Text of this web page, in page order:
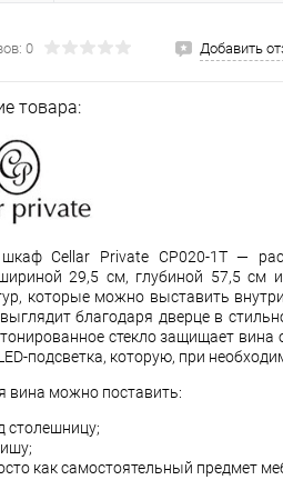
0 Добавить
товара:
Cellar Private CP020-1T —
29,5 см, глубиной 57,5 см
которые можно выставить
благодаря дверце в
стекло защищает вина
подсветка, которую, при
вина можно поставить:
столешницу;
как самостоятельный предмет